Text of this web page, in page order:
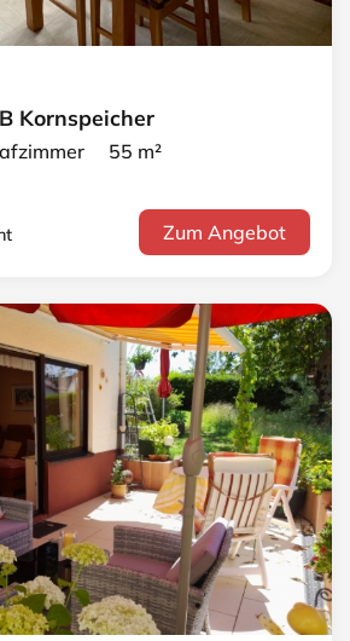
Kornspeicher
55 m²
Zum Angebot